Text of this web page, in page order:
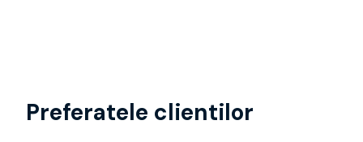
Preferatele clientilor